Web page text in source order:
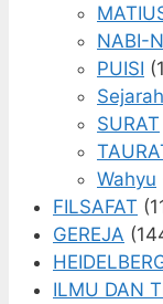
NABI-
PUISI
Sejarah
SURAT
Wahyu
FILSAFAT
GEREJA
ILMU DAN